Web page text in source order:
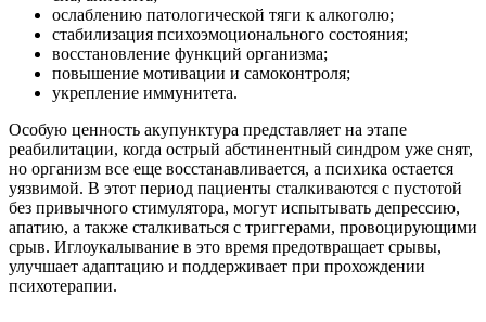
ослаблению патологической тяги к алкоголю;
стабилизация психоэмоционального состояния;
восстановление функций организма;
повышение мотивации и самоконтроля;
укрепление иммунитета.
Особую ценность акупунктура представляет на этапе
реабилитации, когда острый абстинентный синдром уже снят,
но организм все еще восстанавливается, а психика остается
уязвимой. В этот период пациенты сталкиваются с пустотой
без привычного стимулятора, могут испытывать депрессию,
апатию, а также сталкиваться с триггерами, провоцирующими
срыв. Иглоукалывание в это время предотвращает срывы,
улучшает адаптацию и поддерживает при прохождении
психотерапии.